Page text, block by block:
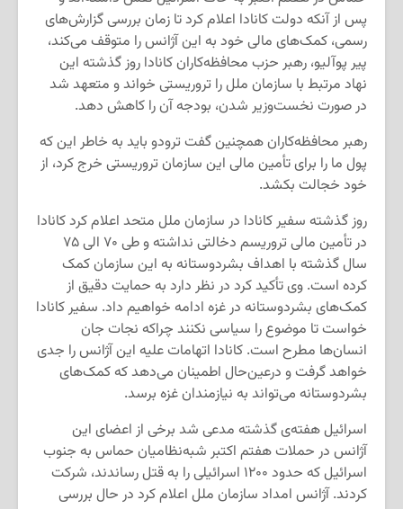
پس از آنکه دولت کانادا اعلام کرد تا زمان بررسی گزارش‌های
رسمی، کمک‌های مالی خود به این آژانس را متوقف می‌کند،
پیر پوآلیو، رهبر حزب محافظه‌کاران کانادا روز گذشته این
نهاد مرتبط با سازمان ملل را تروریستی خواند و متعهد شد
در صورت نخست‌وزیر شدن، بودجه آن را کاهش دهد.
رهبر محافظه‌کاران همچنین گفت ترودو باید به خاطر این که
پول ما را برای تأمین مالی این سازمان تروریستی خرج کرد، از
خود خجالت بکشد.
روز گذشته سفیر کانادا در سازمان ملل متحد اعلام کرد کانادا
در تأمین مالی تروریسم دخالتی نداشته و طی ۷۰ الی ۷۵
سال گذشته با اهداف بشردوستانه به این سازمان کمک
کرده است. وی تأکید کرد در نظر دارد به حمایت دقیق از
کمک‌های بشردوستانه در غزه ادامه خواهیم داد. سفیر کانادا
خواست تا موضوع را سیاسی نکنند چراکه نجات جان
انسان‌ها مطرح است. کانادا اتهامات علیه این آژانس را جدی
خواهد گرفت و درعین‌حال اطمینان می‌دهد که کمک‌های
بشردوستانه می‌تواند به نیازمندان غزه برسد.
اسرائیل هفته‌ی گذشته مدعی شد برخی از اعضای این
آژانس در حملات هفتم اکتبر شبه‌نظامیان حماس به جنوب
اسرائیل که حدود ۱۲۰۰ اسرائیلی را به قتل رساندند، شرکت
کردند. آژانس امداد سازمان ملل اعلام کرد در حال بررسی